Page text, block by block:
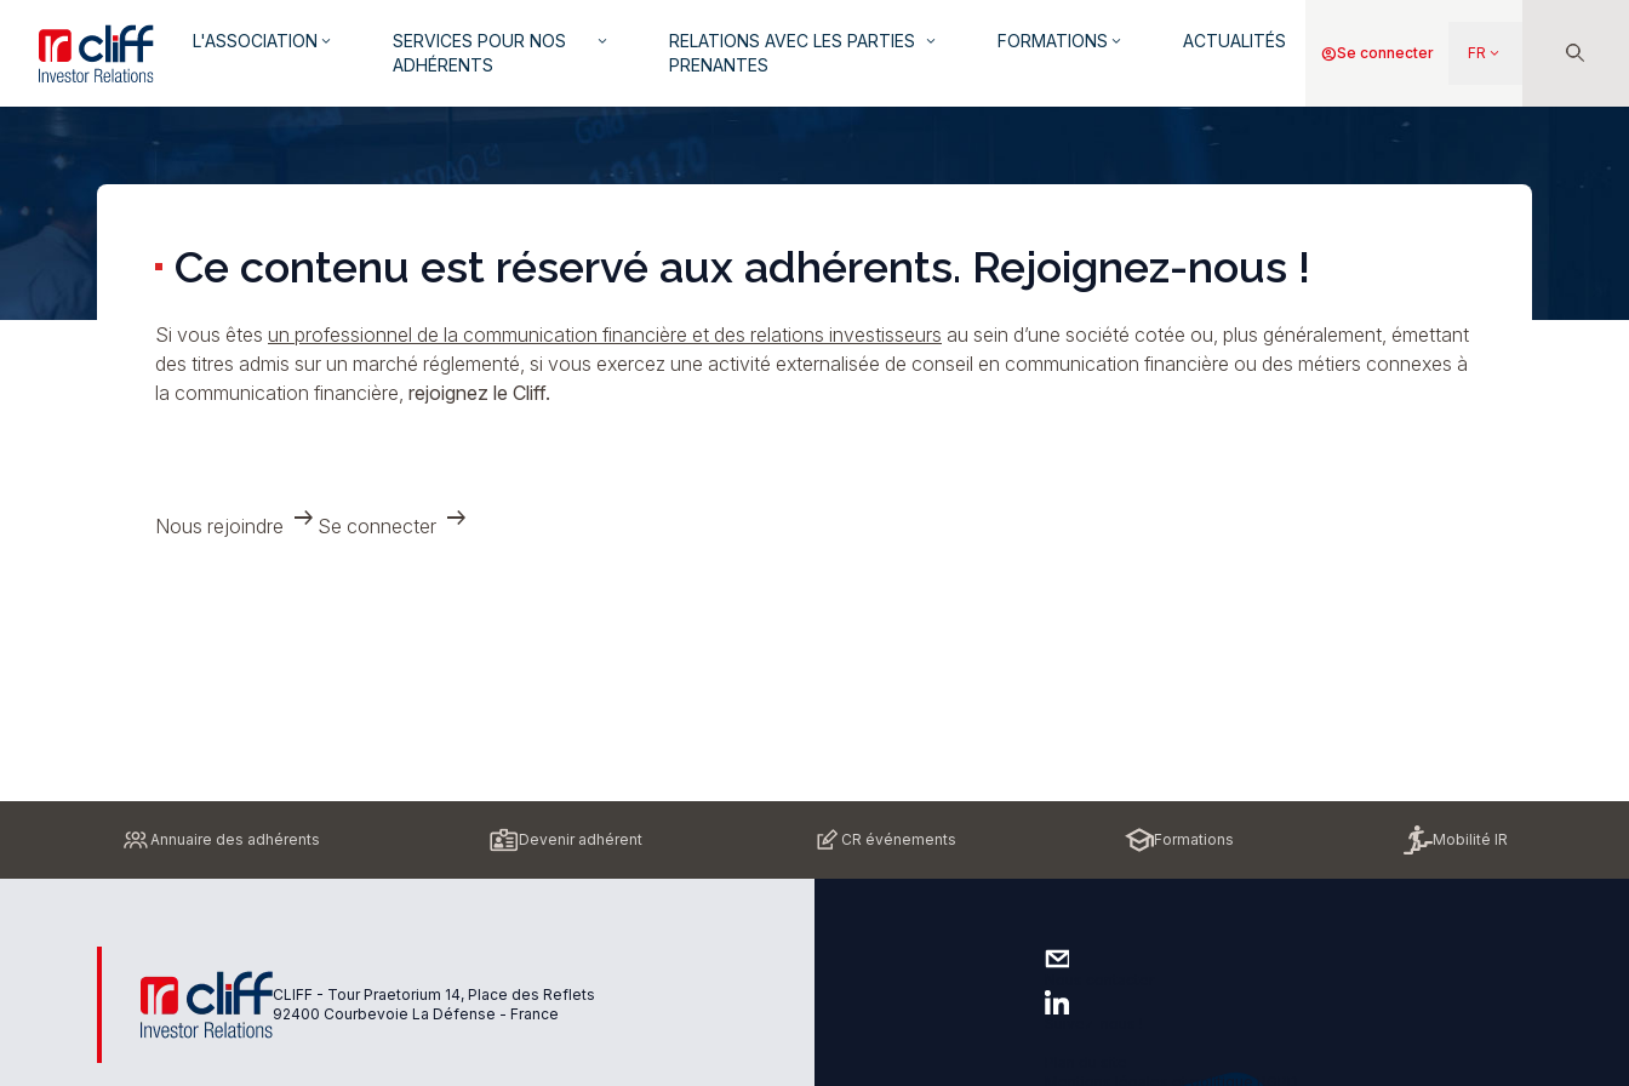
contenu
principal
Aller directement au contenu
Navigation
L'ASSOCIATION keyboard_arrow_down
SERVICES POUR NOS
ADHÉRENTS
keyboard_arrow_down
RELATIONS AVEC LES PARTIES
PRENANTES
keyboard_arrow_down FORMATIONS keyboard_arrow_down ACTUALITÉS
Menu
compte
account_circleSe connecter FR keyboard_arrow_down
Ce contenu est réservé aux adhérents. Rejoignez-nous !
Si vous êtes un professionnel de la communication financière et des relations investisseurs au sein d’une société cotée ou, plus généralement, émettant
des titres admis sur un marché réglementé, si vous exercez une activité externalisée de conseil en communication financière ou des métiers connexes à
la communication financière, rejoignez le Cliff.
Nous rejoindre arrow_right_alt Se connecter arrow_right_alt
page
Annuaire des adhérents Devenir adhérent CR événements Formations Mobilité IR
CLIFF - Tour Praetorium 14, Place des Reflets
92400 Courbevoie La Défense - France